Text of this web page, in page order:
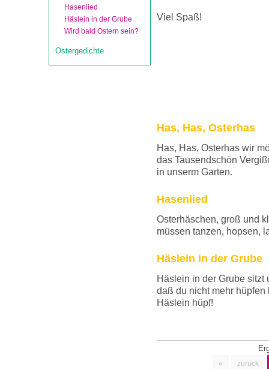
Hasenlied
Häslein in der Grube
Wird bald Ostern sein?
Ostergedichte
Viel Spaß!
Has, Has, Osterhas
Has, Has, Osterhas wir
das Tausendschön
in unserm Garten.
Hasenlied
Osterhäschen, groß und
müssen tanzen, hopsen,
Häslein in der Grube
Häslein in der Grube sitzt
daß du nicht mehr
Häslein hüpf!
« zurück